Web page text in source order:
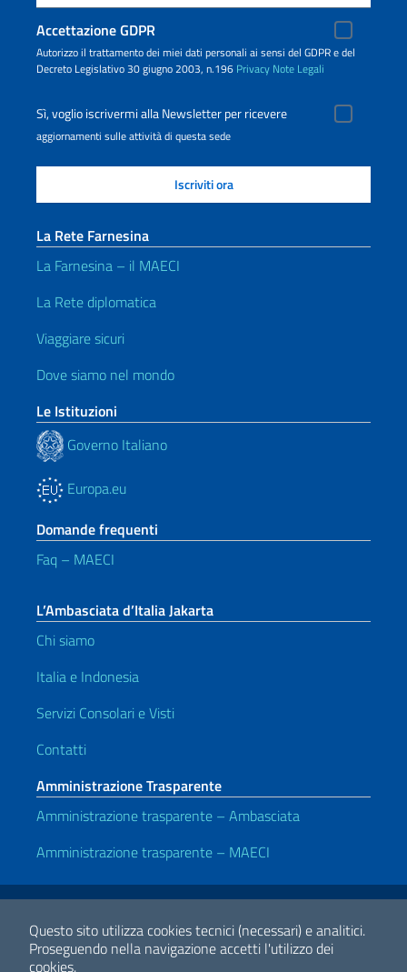
Questo sito utilizza cookies tecnici (necessari) e analitici.
Proseguendo nella navigazione accetti l'utilizzo dei
cookies.
Accettazione GDPR
Autorizzo il trattamento dei miei dati personali ai sensi del GDPR e del
Decreto Legislativo 30 giugno 2003, n.196 Privacy Note Legali
Sì, voglio iscrivermi alla Newsletter per ricevere
aggiornamenti sulle attività di questa sede
La Rete Farnesina
La Farnesina – il MAECI
La Rete diplomatica
Viaggiare sicuri
Dove siamo nel mondo
Le Istituzioni
Governo Italiano
Europa.eu
Domande frequenti
Faq – MAECI
L’Ambasciata d’Italia Jakarta
Chi siamo
Italia e Indonesia
Servizi Consolari e Visti
Contatti
Amministrazione Trasparente
Amministrazione trasparente – Ambasciata
Amministrazione trasparente – MAECI
Link Utili